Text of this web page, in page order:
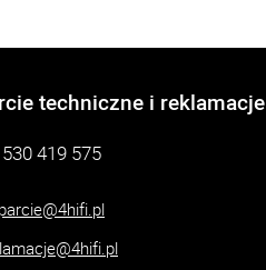
techniczne i reklamacje
530 419 575